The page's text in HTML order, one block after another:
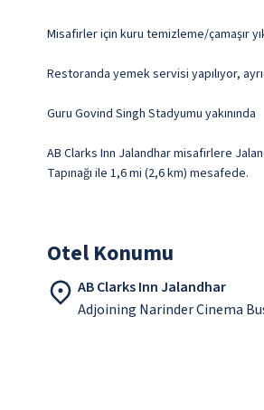
Misafirler için kuru temizleme/çamaşır
Restoranda yemek servisi yapılıyor,
Guru Govind Singh Stadyumu yakınında
AB Clarks Inn Jalandhar misafirlere
Tapınağı ile 1,6 mi (2,6 km) mesafede.
Otel Konumu
AB Clarks Inn Jalandhar
Adjoining Narinder Cinema